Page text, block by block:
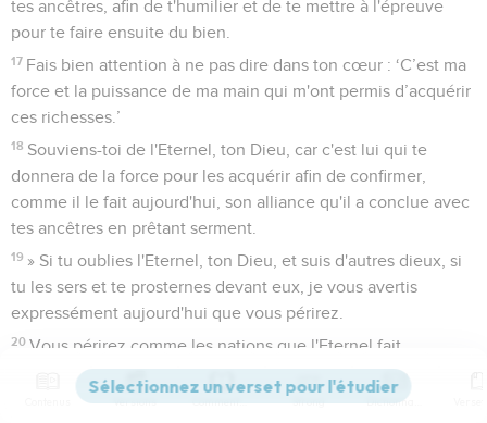
tes ancêtres, afin de t'humilier et de te mettre à l'épreuve
pour te faire ensuite du bien.
17 Fais bien attention à ne pas dire dans ton cœur : ‘C’est ma
force et la puissance de ma main qui m'ont permis d’acquérir
ces richesses.’
18 Souviens-toi de l'Eternel, ton Dieu, car c'est lui qui te
donnera de la force pour les acquérir afin de confirmer,
comme il le fait aujourd'hui, son alliance qu'il a conclue avec
tes ancêtres en prêtant serment.
19 » Si tu oublies l'Eternel, ton Dieu, et suis d'autres dieux, si
tu les sers et te prosternes devant eux, je vous avertis
expressément aujourd'hui que vous périrez.
20 Vous périrez comme les nations que l'Eternel fait
disparaître devant vous, parce que vous n'aurez pas écouté
l'Eternel, votre Dieu.
Versions Commentaires Strong